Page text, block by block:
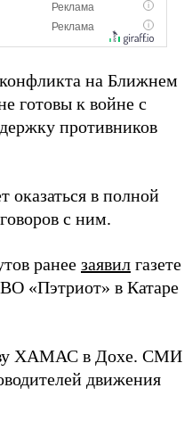
на Ближнем
готовы к войне с
противников
оказаться в полной
с ним.
ранее заявил газете
«Пэтриот» в Катаре
ХАМАС в Дохе. СМИ
движения